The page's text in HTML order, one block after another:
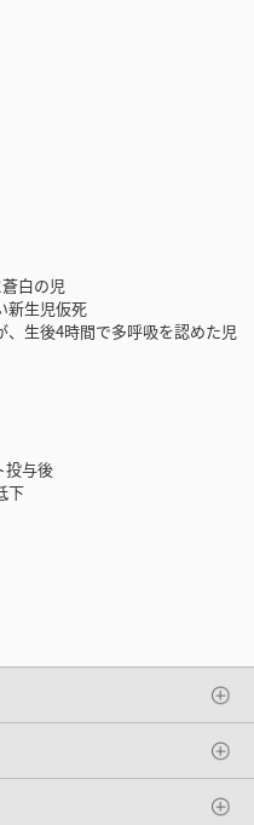
白の児
新生児仮死
生後4時間で多呼吸を認めた児
投与後
下